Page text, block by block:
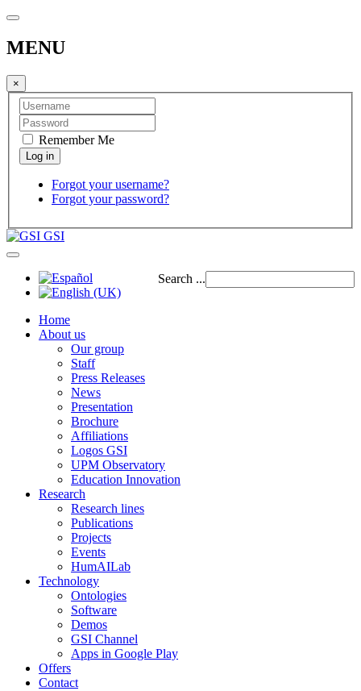
MENU
×
Remember Me
Forgot your username?
Forgot your password?
GSI
Search ...
Home
About us
Our group
Staff
Press Releases
News
Presentation
Brochure
Affiliations
Logos GSI
UPM Observatory
Education Innovation
Research
Research lines
Publications
Projects
Events
HumAILab
Technology
Ontologies
Software
Demos
GSI Channel
Apps in Google Play
Offers
Contact